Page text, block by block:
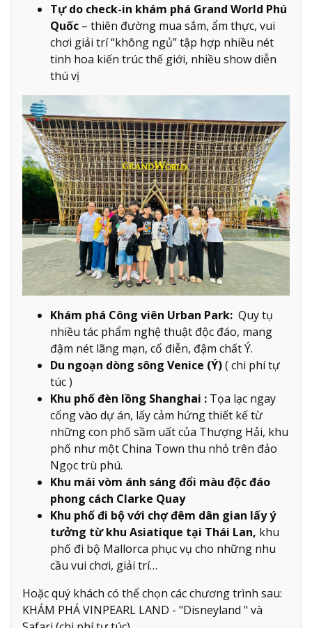
Tự do check-in khám phá Grand World Phú
Quốc – thiên đường mua sắm, ẩm thực, vui
chơi giải trí “không ngủ” tập hợp nhiều nét
tinh hoa kiến trúc thế giới, nhiều show diễn
thú vị
Khám phá Công viên Urban Park: Quy tụ
nhiều tác phẩm nghệ thuật độc đáo, mang
đậm nét lãng mạn, cổ điễn, đậm chất Ý.
Du ngoạn dòng sông Venice (Ý)( chi phí tự
túc )
Khu phố đèn lồng Shanghai : Tọa lạc ngay
cổng vào dự án, lấy cảm hứng thiết kế từ
những con phố sầm uất của Thượng Hải, khu
phố như một China Town thu nhỏ trên đảo
Ngọc trù phú.
Khu mái vòm ánh sáng đổi màu độc đáo
phong cách Clarke Quay
Khu phố đi bộ với chợ đêm dân gian lấy ý
tưởng từ khu Asiatique tại Thái Lan, khu
phố đi bộ Mallorca phục vụ cho những nhu
cầu vui chơi, giải trí…
Hoặc quý khách có thể chọn các chương trình sau:
KHÁM PHÁ VINPEARL LAND - "Disneyland " và